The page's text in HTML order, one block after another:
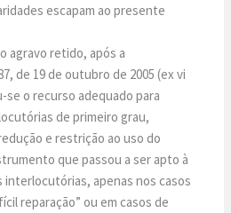
escapam ao presente
agravo retido, após a
de 19 de outubro de 2005 (ex vi
se o recurso adequado para
de primeiro grau,
e restrição ao uso do
que passou a ser apto à
interlocutórias, apenas nos casos
reparação” ou em casos de